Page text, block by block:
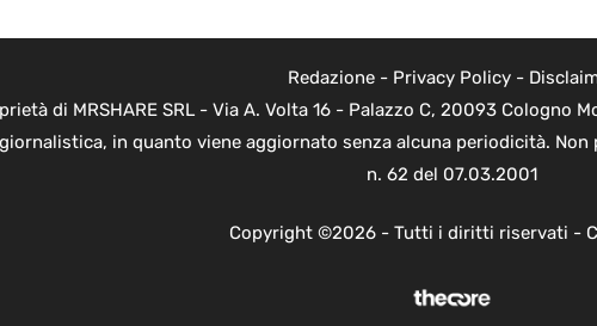
Redazione- Privacy Policy-
di MRSHARE SRL - Via A. Volta 16 - Palazzo C, 20093 Cologno
in quanto viene aggiornato senza alcuna periodicità.
n. 62 del 07.03.2001
Copyright ©2026 - Tutti i diritti riservati -